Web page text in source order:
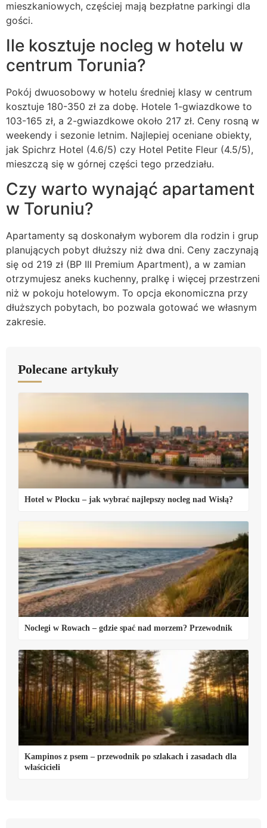
mieszkaniowych, częściej mają bezpłatne parkingi dla
gości.
Ile kosztuje nocleg w hotelu w
centrum Torunia?
Pokój dwuosobowy w hotelu średniej klasy w centrum
kosztuje 180-350 zł za dobę. Hotele 1-gwiazdkowe to
103-165 zł, a 2-gwiazdkowe około 217 zł. Ceny rosną w
weekendy i sezonie letnim. Najlepiej oceniane obiekty,
jak Spichrz Hotel (4.6/5) czy Hotel Petite Fleur (4.5/5),
mieszczą się w górnej części tego przedziału.
Czy warto wynająć apartament
w Toruniu?
Apartamenty są doskonałym wyborem dla rodzin i grup
planujących pobyt dłuższy niż dwa dni. Ceny zaczynają
się od 219 zł (BP III Premium Apartment), a w zamian
otrzymujesz aneks kuchenny, pralkę i więcej przestrzeni
niż w pokoju hotelowym. To opcja ekonomiczna przy
dłuższych pobytach, bo pozwala gotować we własnym
zakresie.
Polecane artykuły
Hotel w Płocku – jak wybrać najlepszy nocleg nad Wisłą?
Noclegi w Rowach – gdzie spać nad morzem? Przewodnik
Kampinos z psem – przewodnik po szlakach i zasadach dla
właścicieli